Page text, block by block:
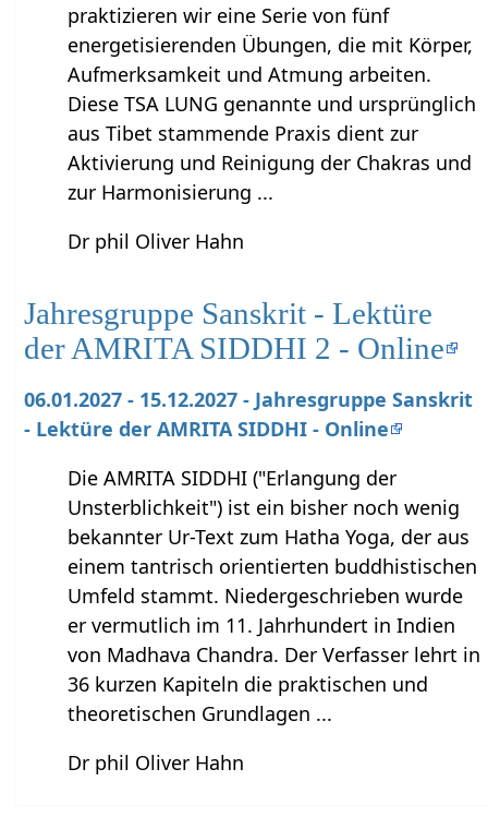
praktizieren wir eine Serie von fünf
energetisierenden Übungen, die mit Körper,
Aufmerksamkeit und Atmung arbeiten.
Diese TSA LUNG genannte und ursprünglich
aus Tibet stammende Praxis dient zur
Aktivierung und Reinigung der Chakras und
zur Harmonisierung ...
Dr phil Oliver Hahn
Jahresgruppe Sanskrit - Lektüre
der AMRITA SIDDHI 2 - Online
06.01.2027 - 15.12.2027 - Jahresgruppe Sanskrit
- Lektüre der AMRITA SIDDHI - Online
Die AMRITA SIDDHI ("Erlangung der
Unsterblichkeit") ist ein bisher noch wenig
bekannter Ur-Text zum Hatha Yoga, der aus
einem tantrisch orientierten buddhistischen
Umfeld stammt. Niedergeschrieben wurde
er vermutlich im 11. Jahrhundert in Indien
von Madhava Chandra. Der Verfasser lehrt in
36 kurzen Kapiteln die praktischen und
theoretischen Grundlagen ...
Dr phil Oliver Hahn